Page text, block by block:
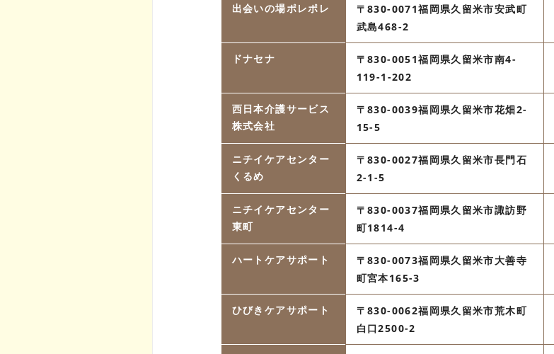
出会いの場ポレポレ
〒830-0071福岡県久留米市安武町
武島468-2
ドナセナ
〒830-0051福岡県久留米市南4-
119-1-202
西日本介護サービス
株式会社
〒830-0039福岡県久留米市花畑2-
15-5
ニチイケアセンター
くるめ
〒830-0027福岡県久留米市長門石
2-1-5
ニチイケアセンター
東町
〒830-0037福岡県久留米市諏訪野
町1814-4
ハートケアサポート
〒830-0073福岡県久留米市大善寺
町宮本165-3
ひびきケアサポート
〒830-0062福岡県久留米市荒木町
白口2500-2